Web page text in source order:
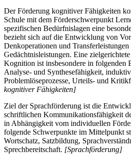
Der Förderung kognitiver Fähigkeiten
Schule mit dem Förderschwerpunkt
spezifischen Bedürfnislagen eine
bezieht sich auf die Entwicklung von
Denkoperationen und
Gedächtnisleistungen. Eine
Kognition ist insbesondere in folgenden
Analyse- und Synthesefähigkeit,
Problemlöseprozesse, Urteils- und
kognitiver Fähigkeiten]
Ziel der Sprachförderung ist die
schriftlichen Kommunikationsfähigkeit
in Abhängigkeit vom individuellen
folgende Schwerpunkte im Mittelpunkt
Wortschatz, Satzbildung,
Sprechbereitschaft. [Sprachförderung]